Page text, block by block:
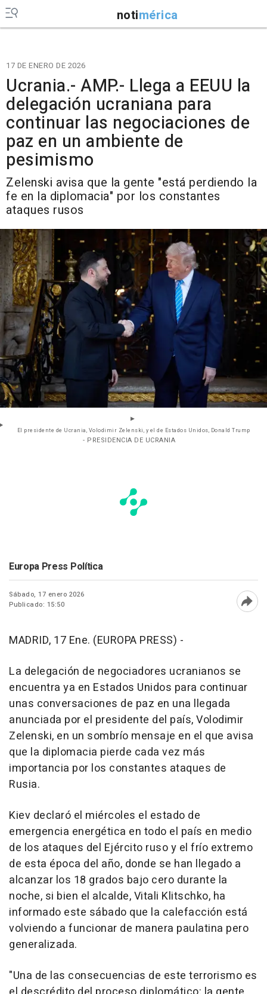
notimérica
17 DE ENERO DE 2026
Ucrania.- AMP.- Llega a EEUU la
delegación ucraniana para
continuar las negociaciones de
paz en un ambiente de
pesimismo
Zelenski avisa que la gente "está perdiendo la
fe en la diplomacia" por los constantes
ataques rusos
El presidente de Ucrania, Volodimir Zelenski, y el de Estados Unidos, Donald Trump
- PRESIDENCIA DE UCRANIA
Europa Press Política
Sábado, 17 enero 2026
Publicado: 15:50
MADRID, 17 Ene. (EUROPA PRESS) -
La delegación de negociadores ucranianos se
encuentra ya en Estados Unidos para continuar
unas conversaciones de paz en una llegada
anunciada por el presidente del país, Volodimir
Zelenski, en un sombrío mensaje en el que avisa
que la diplomacia pierde cada vez más
importancia por los constantes ataques de
Rusia.
Kiev declaró el miércoles el estado de
emergencia energética en todo el país en medio
de los ataques del Ejército ruso y el frío extremo
de esta época del año, donde se han llegado a
alcanzar los 18 grados bajo cero durante la
noche, si bien el alcalde, Vitali Klitschko, ha
informado este sábado que la calefacción está
volviendo a funcionar de manera paulatina pero
generalizada.
"Una de las consecuencias de este terrorismo es